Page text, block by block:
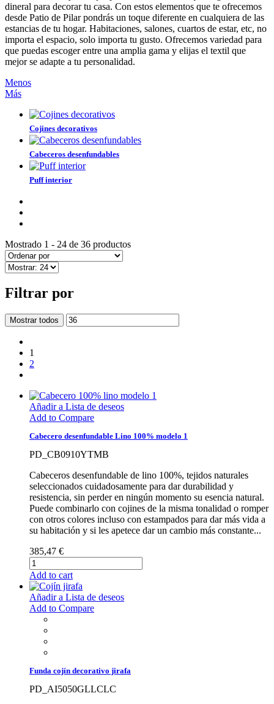
dineral para decorar tu casa. Con estos elementos que te ofrecemos
desde Patio de Pilar pondrás un toque diferente en cualquiera de las
estancias de tu hogar. Habitaciones, salones, cuartos de estar, etc, no
importa el espacio, solo importa tu gusto. Ofrecemos variedad para
que puedas escoger entre una amplia gama y elijas el textil que
mejor se adapte a tu personalidad.
Menos
Más
Cojines decorativos
Cabeceros desenfundables
Puff interior
Mostrado 1 - 24 de 36 productos
Filtrar por
Mostrar todos
1
2
Añadir a Lista de deseos
Add to Compare
Cabecero desenfundable Lino 100% modelo 1
PD_CB0910YTMB
Cabeceros desenfundable de lino 100%, tejidos naturales
seleccionados cuidadosamente para dar durabilidad y
resistencia, sin perder en ningún momento su esencia natural.
Puede combinarlo con cojines de la misma tonalidad o romper
con otros colores incluso con estampados para dar más vida a
su habitación y si les apetece dar un cambio más constante...
385,47 €
Add to cart
Añadir a Lista de deseos
Add to Compare
Funda cojín decorativo jirafa
PD_AI5050GLLCLC